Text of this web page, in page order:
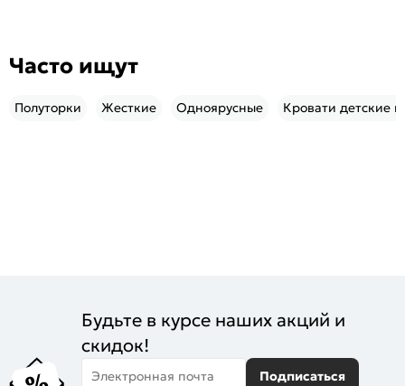
Часто ищут
Полуторки Жесткие Одноярусные Кровати детские в
Будьте в курсе наших акций и
скидок!
Электронная почта Подписаться